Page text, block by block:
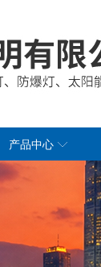
产品中心